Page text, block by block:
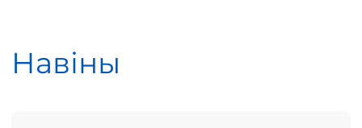
Навіны